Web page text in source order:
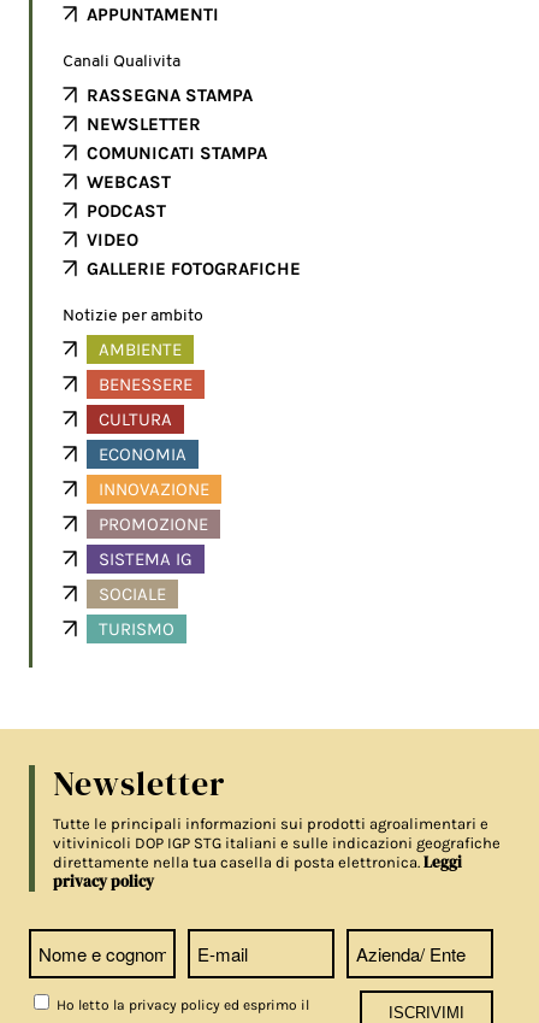
APPUNTAMENTI
Canali Qualivita
RASSEGNA STAMPA
NEWSLETTER
COMUNICATI STAMPA
WEBCAST
PODCAST
VIDEO
GALLERIE FOTOGRAFICHE
Notizie per ambito
AMBIENTE
BENESSERE
CULTURA
ECONOMIA
INNOVAZIONE
PROMOZIONE
SISTEMA IG
SOCIALE
TURISMO
Newsletter
Tutte le principali informazioni sui prodotti agroalimentari e
vitivinicoli DOP IGP STG italiani e sulle indicazioni geografiche
direttamente nella tua casella di posta elettronica.Leggi
privacy policy
Ho letto la privacy policy ed esprimo il